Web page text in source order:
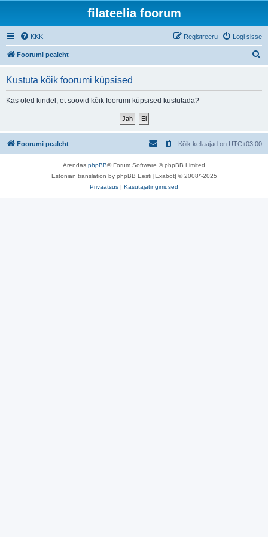
filateelia foorum
KKK Logi sisse
Registreeru
Foorumi pealeht
Kustuta kõik foorumi küpsised
Kas oled kindel, et soovid kõik foorumi küpsised kustutada?
Foorumi pealeht Kõik kellaajad on UTC+03:00
Arendas phpBB® Forum Software © phpBB Limited
Estonian translation by phpBB Eesti [Exabot] © 2008*-2025
Privaatsus | Kasutajatingimused